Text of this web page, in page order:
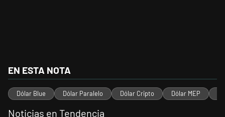
EN ESTA NOTA
Dólar Blue Dólar Paralelo Dólar Cripto Dólar MEP
Noticias en Tendencia